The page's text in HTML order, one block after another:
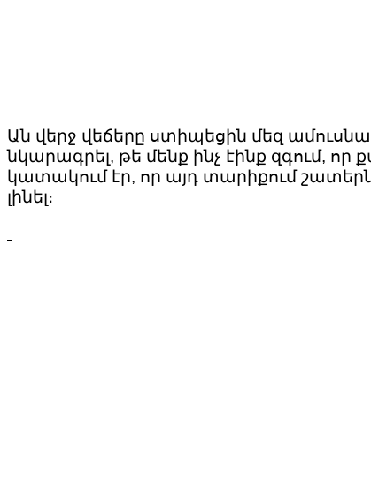
Ան վերջ վեճերը ստիպեցին մեզ
նկարագրել, թե մենք ինչ էինք զգում,
կատակում էր, որ այդ տարիքում
լինել։